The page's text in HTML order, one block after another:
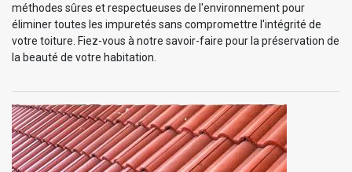
méthodes sûres et respectueuses de l'environnement pour
éliminer toutes les impuretés sans compromettre l'intégrité de
votre toiture. Fiez-vous à notre savoir-faire pour la préservation de
la beauté de votre habitation.